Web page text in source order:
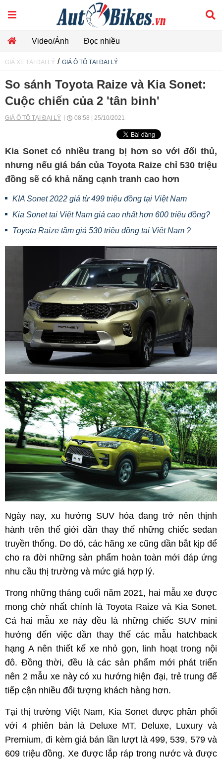
Video/Ảnh Đọc nhiều
GIÁ XE TẠI ĐẠI LÝ / GIÁ Ô TÔ TẠI ĐẠI LÝ
So sánh Toyota Raize và Kia Sonet:
Cuộc chiến của 2 'tân binh'
GIÁ Ô TÔ TẠI ĐẠI LÝ 08:58 | 25/10/2021
Kia Sonet có nhiều trang bị hơn so với đối thủ,
nhưng nếu giá bán của Toyota Raize chỉ 530 triệu
đồng sẽ có khả năng cạnh tranh cao hơn
KIA Sonet 2022 giá từ 499 triệu đồng tại Việt Nam
Kia Sonet tại Việt Nam giá cao nhất hơn 600 triệu đồng?
Toyota Raize tầm giá 530 triệu đồng tại Việt Nam ?
Ngày nay, xu hướng SUV hóa đang trở nên thịnh
hành trên thế giới dần thay thế những chiếc sedan
truyền thống. Do đó, các hãng xe cũng dần bắt kịp để
cho ra đời những sản phẩm hoàn toàn mới đáp ứng
nhu cầu thị trường và mức giá hợp lý.
Trong những tháng cuối năm 2021, hai mẫu xe được
mong chờ nhất chính là Toyota Raize và Kia Sonet.
Cả hai mẫu xe này đều là những chiếc SUV mini
hướng đến việc dần thay thế các mẫu hatchback
hạng A nên thiết kế xe nhỏ gọn, linh hoạt trong nội
đô. Đồng thời, đều là các sản phẩm mới phát triển
nên 2 mẫu xe này có xu hướng hiện đại, trẻ trung để
tiếp cận nhiều đối tượng khách hàng hơn.
Tại thị trường Việt Nam, Kia Sonet được phân phối
với 4 phiên bản là Deluxe MT, Deluxe, Luxury và
Premium, đi kèm giá bán lần lượt là 499, 539, 579 và
609 triệu đồng. Xe được lắp ráp trong nước và được